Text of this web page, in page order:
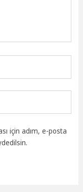
için adım, e-posta